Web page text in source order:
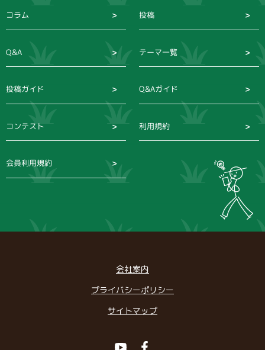
コラム 投稿
Q&A テーマ一覧
投稿ガイド Q&Aガイド
コンテスト 利用規約
会員利用規約
会社案内
プライバシーポリシー
サイトマップ